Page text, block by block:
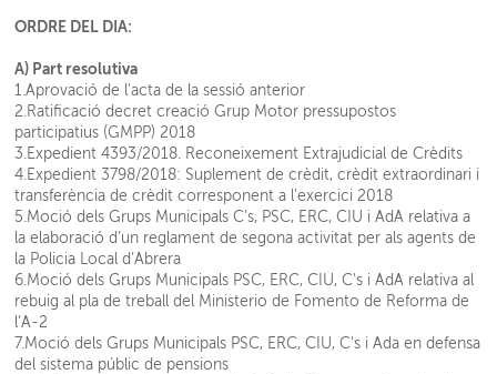
ORDRE DEL DIA:
A) Part resolutiva
1.Aprovació de l'acta de la sessió anterior
2.Ratificació decret creació Grup Motor pressupostos
participatius (GMPP) 2018
3.Expedient 4393/2018. Reconeixement Extrajudicial de Crèdits
4.Expedient 3798/2018: Suplement de crèdit, crèdit extraordinari i
transferència de crèdit corresponent a l'exercici 2018
5.Moció dels Grups Municipals C's, PSC, ERC, CIU i AdA relativa a
la elaboració d’un reglament de segona activitat per als agents de
la Policia Local d’Abrera
6.Moció dels Grups Municipals PSC, ERC, CIU, C's i AdA relativa al
rebuig al pla de treball del Ministerio de Fomento de Reforma de
l’A-2
7.Moció dels Grups Municipals PSC, ERC, CIU, C's i Ada en defensa
del sistema públic de pensions